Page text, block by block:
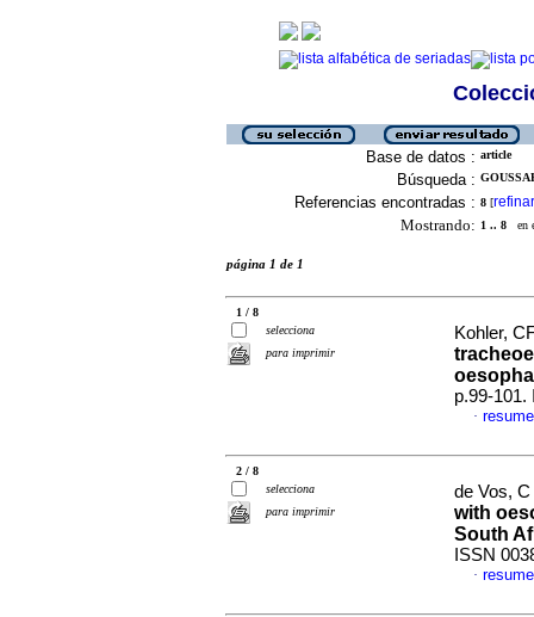
Base de datos : article
Búsqueda :
Referencias encontradas : 8 [refinar
Mostrando: 1 .. 8 en
página 1 de 1
1 / 8
selecciona
para imprimir
Kohler,
p.99-101.
·
2 / 8
selecciona
para imprimir
de Vos,
with
South
ISSN
·